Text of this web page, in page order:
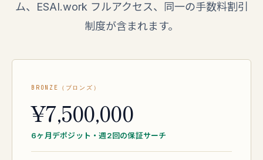
ム、ESAI.work フルアクセス、同一の手数料割引
制度が含まれます。
BRONZE（ブロンズ）
¥7,500,000
6ヶ月デポジット・週2回の保証サーチ